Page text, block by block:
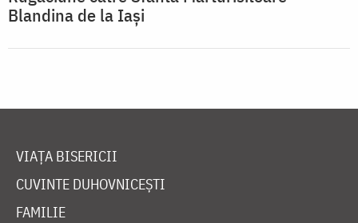
Blandina de la Iași
VIAȚA BISERICII
CUVINTE DUHOVNICEȘTI
FAMILIE